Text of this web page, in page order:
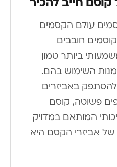
עולם הקסמים
חובבים
ביותר טמון
השימוש בהם.
באביזרים
פשוטה, קוסם
המותאם במדויק
של אביזרי הקסם היא